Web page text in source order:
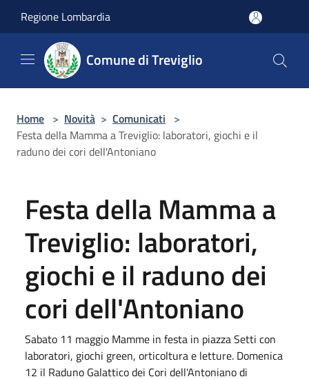
Regione Lombardia
Comune di Treviglio
Home > Novità > Comunicati >
Festa della Mamma a Treviglio: laboratori, giochi e il
raduno dei cori dell'Antoniano
Festa della Mamma a
Treviglio: laboratori,
giochi e il raduno dei
cori dell'Antoniano
Sabato 11 maggio Mamme in festa in piazza Setti con
laboratori, giochi green, orticoltura e letture. Domenica
12 il Raduno Galattico dei Cori dell'Antoniano di